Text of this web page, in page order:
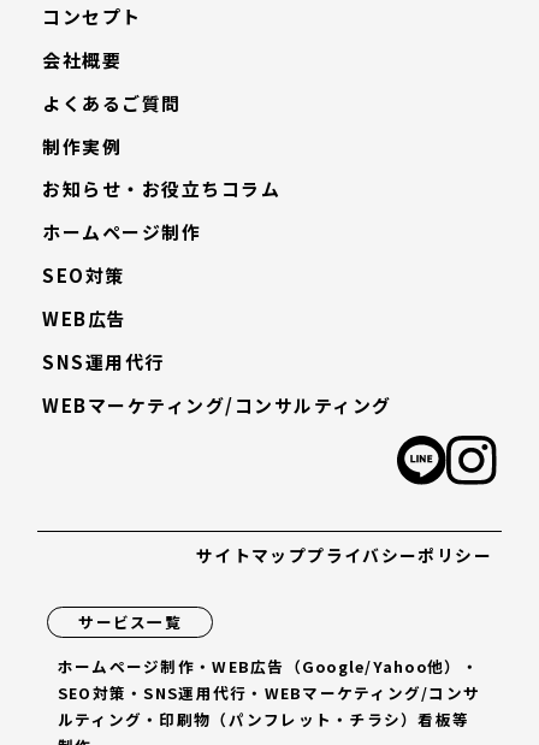
コンセプト
会社概要
よくあるご質問
制作実例
お知らせ・お役立ちコラム
ホームページ制作
SEO対策
WEB広告
SNS運用代行
WEBマーケティング/コンサルティング
サイトマッププライバシーポリシー
サービス一覧
ホームページ制作・WEB広告（Google/Yahoo他）・
SEO対策・SNS運用代行・WEBマーケティング/コンサ
ルティング・印刷物（パンフレット・チラシ）看板等